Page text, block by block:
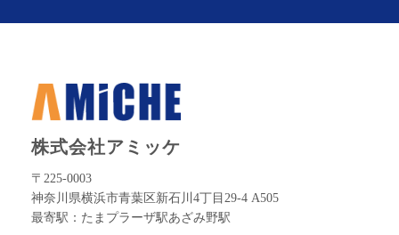
株式会社アミッケ
〒225-0003
神奈川県横浜市青葉区新石川4丁目29-4 A505
最寄駅：たまプラーザ駅あざみ野駅